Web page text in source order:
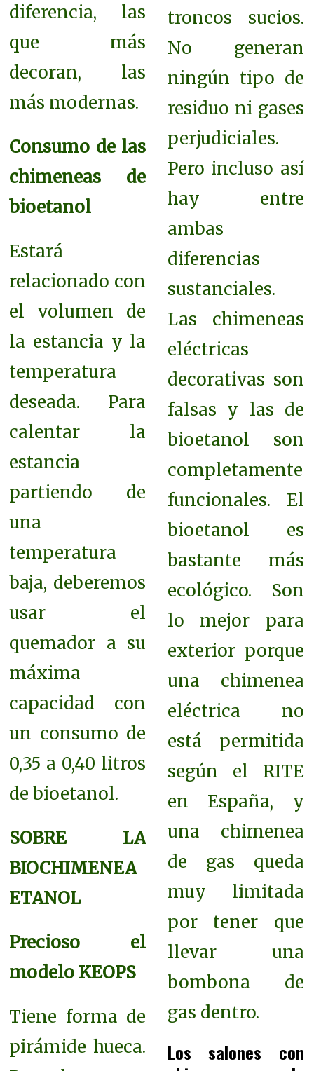
diferencia, las
que más
decoran, las
más modernas.
Consumo de las
chimeneas de
bioetanol
Estará
relacionado con
el volumen de
la estancia y la
temperatura
deseada. Para
calentar la
estancia
partiendo de
una
temperatura
baja, deberemos
usar el
quemador a su
máxima
capacidad con
un consumo de
0,35 a 0,40 litros
de bioetanol.
SOBRE LA
BIOCHIMENEA
ETANOL
Precioso el
modelo KEOPS
Tiene forma de
pirámide hueca.
troncos sucios.
No generan
ningún tipo de
residuo ni gases
perjudiciales.
Pero incluso así
hay entre
ambas
diferencias
sustanciales.
Las chimeneas
eléctricas
decorativas son
falsas y las de
bioetanol son
completamente
funcionales. El
bioetanol es
bastante más
ecológico. Son
lo mejor para
exterior porque
una chimenea
eléctrica no
está permitida
según el RITE
en España, y
una chimenea
de gas queda
muy limitada
por tener que
llevar una
bombona de
gas dentro.
Los salones con